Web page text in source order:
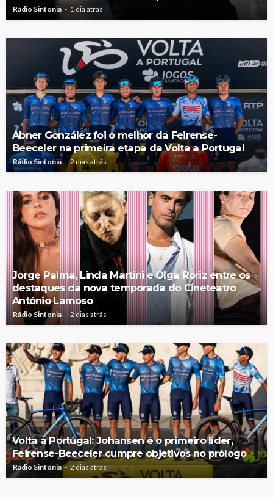
Rádio Sintonia 1 dia atrás
Abner González foi o melhor da Feirense-
Beeceler na primeira etapa da Volta a Portugal
Rádio Sintonia 2 dias atrás
Jorge Palma, Linda Martini e Olga Roriz entre os
destaques da nova temporada do Cineteatro
António Lamoso
Rádio Sintonia 2 dias atrás
Volta a Portugal: Johansen é o primeiro líder,
Feirense-Beeceler cumpre objetivos no prólogo
Rádio Sintonia 2 dias atrás